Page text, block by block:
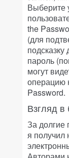
Выберите
the
(для
пароль
могут
операцию
Password.
Взгляд
За долгие
я получил